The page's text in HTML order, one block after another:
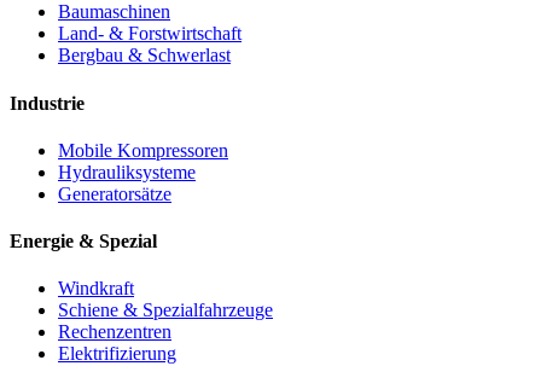
Baumaschinen
Land- & Forstwirtschaft
Bergbau & Schwerlast
Industrie
Mobile Kompressoren
Hydrauliksysteme
Generatorsätze
Energie & Spezial
Windkraft
Schiene & Spezialfahrzeuge
Rechenzentren
Elektrifizierung